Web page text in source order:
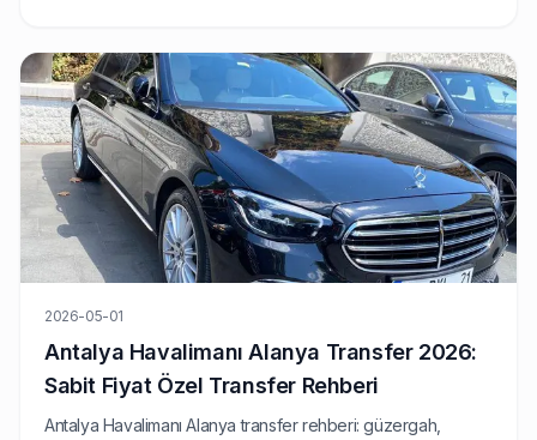
2026-05-01
Antalya Havalimanı Alanya Transfer 2026:
Sabit Fiyat Özel Transfer Rehberi
Antalya Havalimanı Alanya transfer rehberi: güzergah,